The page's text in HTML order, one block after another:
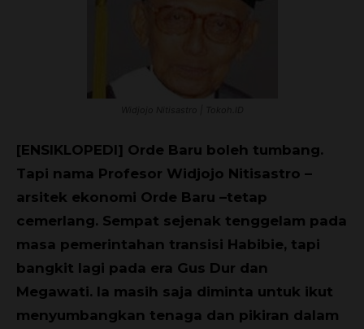
[ENSIKLOPEDI] Orde Baru boleh tumbang.
Tapi nama Profesor Widjojo Nitisastro –
arsitek ekonomi Orde Baru –tetap
cemerlang. Sempat sejenak tenggelam pada
masa pemerintahan transisi Habibie, tapi
bangkit lagi pada era Gus Dur dan
Megawati. Ia masih saja diminta untuk ikut
menyumbangkan tenaga dan pikiran dalam